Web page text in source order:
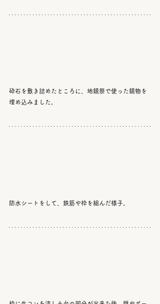
砕石を敷き詰めたところに、地鎮祭で使った鎮物を
埋め込みました。
防水シートをして、鉄筋や枠を組んだ様子。